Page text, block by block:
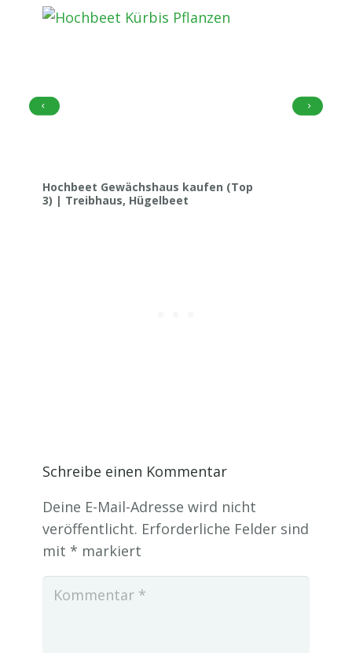
Hochbeet Gewächshaus kaufen (Top
3) | Treibhaus, Hügelbeet
Schreibe einen Kommentar
Deine E-Mail-Adresse wird nicht
veröffentlicht. Erforderliche Felder sind
mit * markiert